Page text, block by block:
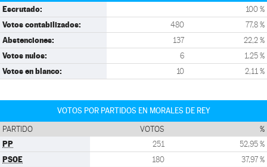
Escrutado: 100 %
Votos contabilizados: 480 77,8 %
Abstenciones: 137 22,2 %
Votos nulos: 6 1,25 %
Votos en blanco: 10 2,11 %
VOTOS POR PARTIDOS EN MORALES DE REY
PARTIDO VOTOS %
PP 251 52,95 %
PSOE 180 37,97 %